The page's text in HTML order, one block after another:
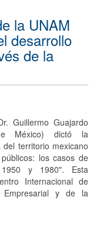
la UNAM
desarrollo
de la
Guillermo Guajardo
México) dictó la
territorio mexicano
los casos de
y 1980". Esta
Internacional de
Empresarial y de la